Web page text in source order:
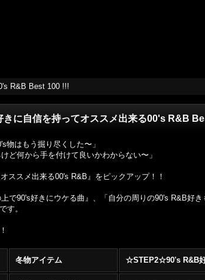
R&B Best 100 !!!
に自信を持ってオススメ出来る00's R&B
物はもう掘り尽くした〜」
ど何から手を付けて良いかわからない〜」
ススメ出来る00's R&B』をピックアップ！！
で90's好きにウケる曲』、「自分の周りの90's R&B好き
す。
冬物アイテム